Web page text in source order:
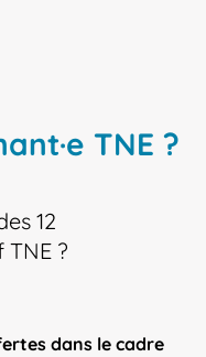
TNE ?
12
?
dans le cadre